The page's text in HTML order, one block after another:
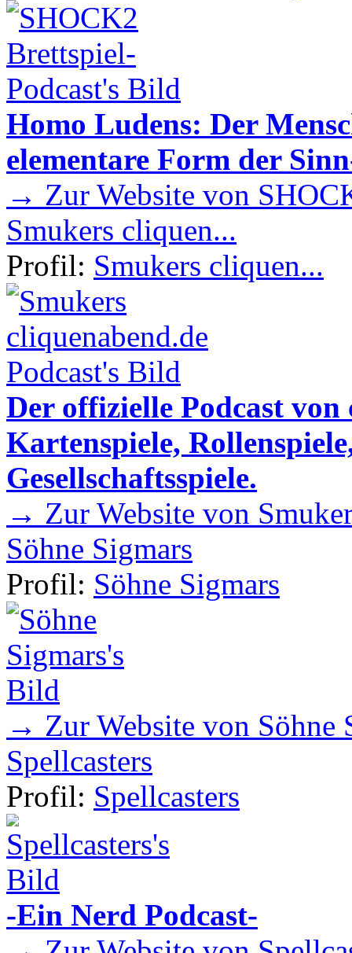
Homo Ludens: Der
elementare Form der
→ Zur Website von
Smukers cliquen...
Profil: Smukers cliquen...
Der offizielle Podcast
Kartenspiele,
Gesellschaftsspiele.
→ Zur Website von
Söhne Sigmars
Profil: Söhne Sigmars
→ Zur Website von Söhne
Spellcasters
Profil: Spellcasters
-Ein Nerd Podcast-